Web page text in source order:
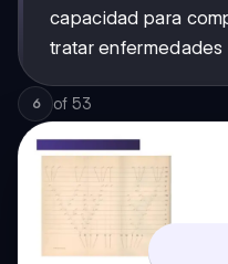
capacidad para
tratar
6 of 53